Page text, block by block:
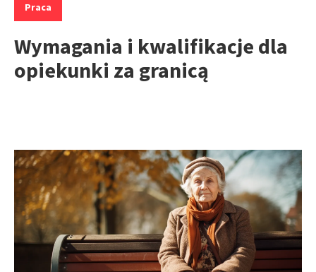
Praca
Wymagania i kwalifikacje dla
opiekunki za granicą